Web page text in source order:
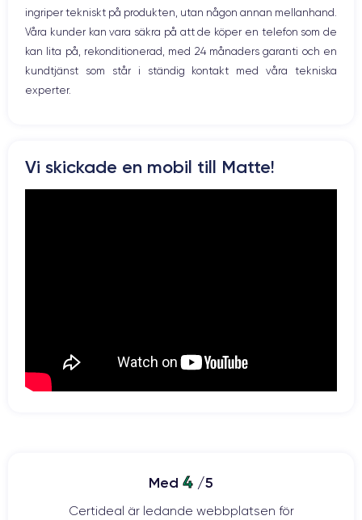
ingriper tekniskt på produkten, utan någon annan mellanhand.
Våra kunder kan vara säkra på att de köper en telefon som de
kan lita på, rekonditionerad, med 24 månaders garanti och en
kundtjänst som står i ständig kontakt med våra tekniska
experter.
Vi skickade en mobil till Matte!
Med 4 /5
Certideal är ledande webbplatsen för